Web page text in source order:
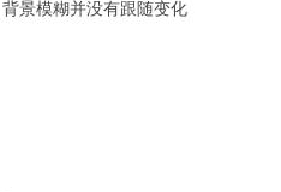
景模糊并没有跟随变化